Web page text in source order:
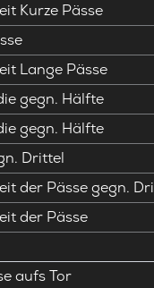
Kurze Pässe
Lange Pässe
gegn. Hälfte
gegn. Hälfte
Drittel
der Pässe gegn.
der Pässe
aufs Tor